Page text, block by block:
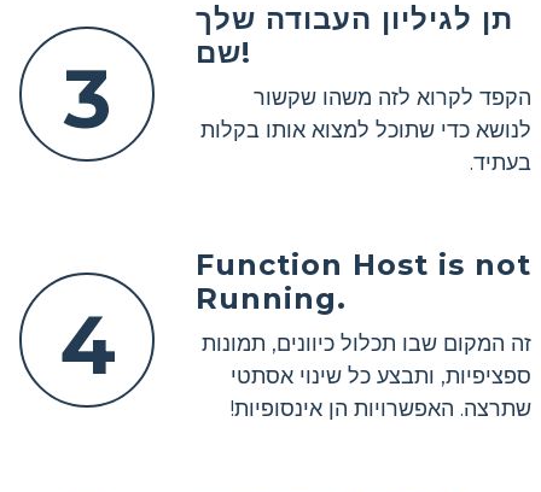
3
תן לגיליון העבודה שלך
שם!
הקפד לקרוא לזה משהו שקשור
לנושא כדי שתוכל למצוא אותו בקלות
בעתיד.
4
Function Host is not
Running.
זה המקום שבו תכלול כיוונים, תמונות
ספציפיות, ותבצע כל שינוי אסתטי
שתרצה. האפשרויות הן אינסופיות!